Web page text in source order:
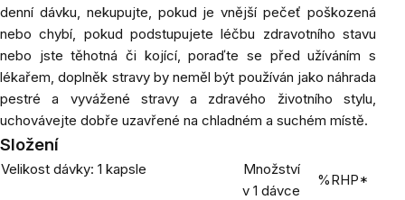
denní dávku, nekupujte, pokud je vnější pečeť poškozená
nebo chybí, pokud podstupujete léčbu zdravotního stavu
nebo jste těhotná či kojící, poraďte se před užíváním s
lékařem, doplněk stravy by neměl být používán jako náhrada
pestré a vyvážené stravy a zdravého životního stylu,
uchovávejte dobře uzavřené na chladném a suchém místě.
Složení
Velikost dávky: 1 kapsle
Množství
v 1 dávce
%RHP*